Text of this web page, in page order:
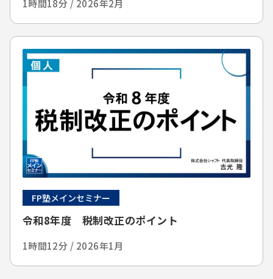
1時間18分 / 2026年2月
FP塾メインセミナー
令和8年度 税制改正のポイント
1時間12分 / 2026年1月